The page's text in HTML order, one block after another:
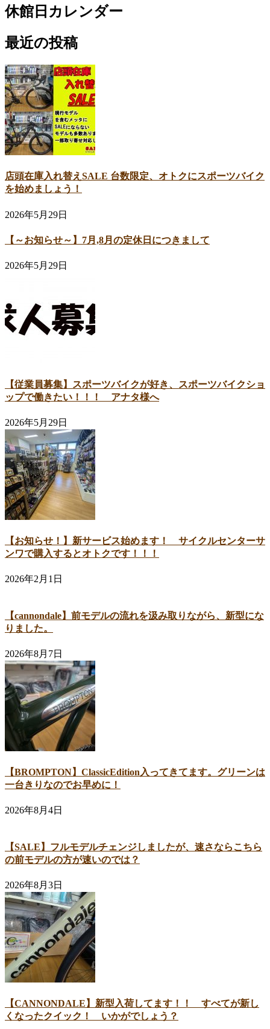
休館日カレンダー
最近の投稿
店頭在庫入れ替えSALE 台数限定、オトクにスポーツバイク
を始めましょう！
2026年5月29日
【～お知らせ～】7月,8月の定休日につきまして
2026年5月29日
【従業員募集】スポーツバイクが好き、スポーツバイクショ
ップで働きたい！！！ アナタ様へ
2026年5月29日
【お知らせ！】新サービス始めます！ サイクルセンターサ
ンワで購入するとオトクです！！！
2026年2月1日
【cannondale】前モデルの流れを汲み取りながら、新型にな
りました。
2026年8月7日
【BROMPTON】ClassicEdition入ってきてます。グリーンは
一台きりなのでお早めに！
2026年8月4日
【SALE】フルモデルチェンジしましたが、速さならこちら
の前モデルの方が速いのでは？
2026年8月3日
【CANNONDALE】新型入荷してます！！ すべてが新し
くなったクイック！ いかがでしょう？